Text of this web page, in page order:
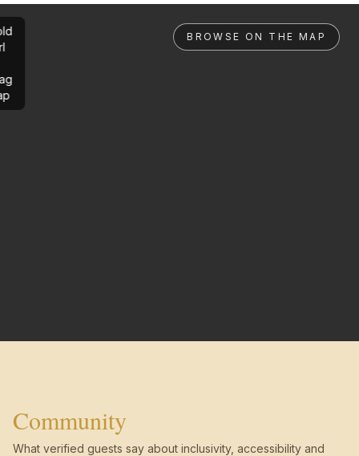
BROWSE ON THE MAP
Community
What verified guests say about inclusivity, accessibility and